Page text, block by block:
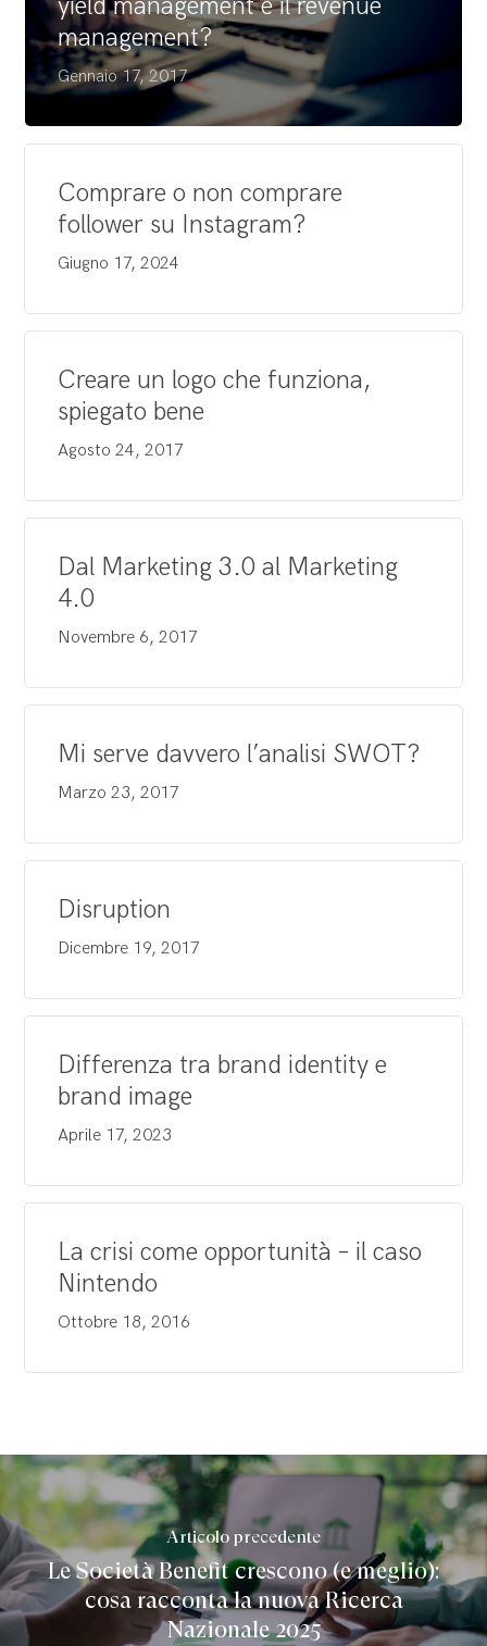
management?
Gennaio 17, 2017
Comprare o non comprare
follower su Instagram?
Giugno 17, 2024
Creare un logo che funziona,
spiegato bene
Agosto 24, 2017
Dal Marketing 3.0 al Marketing
4.0
Novembre 6, 2017
Mi serve davvero l’analisi SWOT?
Marzo 23, 2017
Disruption
Dicembre 19, 2017
Differenza tra brand identity e
brand image
Aprile 17, 2023
La crisi come opportunità – il caso
Nintendo
Ottobre 18, 2016
Articolo precedente
Le Società Benefit crescono (e meglio):
cosa racconta la nuova Ricerca
Nazionale 2025